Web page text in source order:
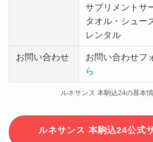
サプリメントサ
タオル・シュー
レンタル
お問い合わせ お問い合わせフ
ら
ルネサンス 本駒込24の基本
ルネサンス 本駒込24公式